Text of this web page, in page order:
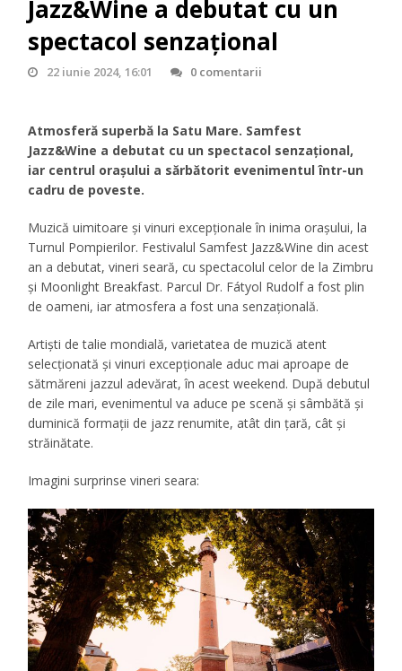
Jazz&Wine a debutat cu un
spectacol senzațional
22 iunie 2024, 16:01 0 comentarii
Atmosferă superbă la Satu Mare. Samfest
Jazz&Wine a debutat cu un spectacol senzațional,
iar centrul orașului a sărbătorit evenimentul într-un
cadru de poveste.
Muzică uimitoare și vinuri excepționale în inima orașului, la
Turnul Pompierilor. Festivalul Samfest Jazz&Wine din acest
an a debutat, vineri seară, cu spectacolul celor de la Zimbru
și Moonlight Breakfast. Parcul Dr. Fátyol Rudolf a fost plin
de oameni, iar atmosfera a fost una senzațională.
Artiști de talie mondială, varietatea de muzică atent
selecționată și vinuri excepționale aduc mai aproape de
sătmăreni jazzul adevărat, în acest weekend. După debutul
de zile mari, evenimentul va aduce pe scenă și sâmbătă și
duminică formații de jazz renumite, atât din țară, cât și
străinătate.
Imagini surprinse vineri seara: